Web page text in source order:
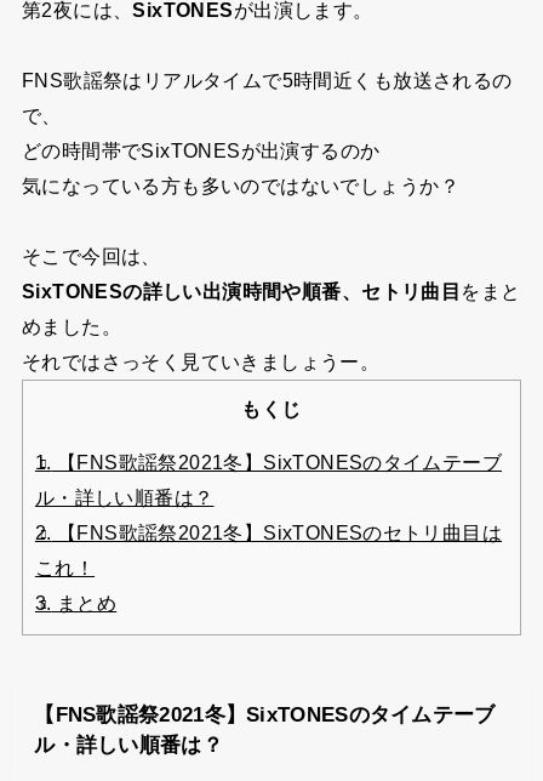
第2夜には 、SixTONESが出演します。
FNS歌謡祭はリアルタイムで5時間近くも放送されるの
で、
どの時間帯でSixTONESが出演するのか
気になっている方も多いのではないでしょうか？
そこで今回は、
SixTONESの詳しい出演時間や順番、セトリ曲目 をまと
めました。
それではさっそく見ていきましょうー。
もくじ
1.
【FNS歌謡祭2021冬】SixTONESのタイムテーブ
ル・詳しい順番は？
2.
【FNS歌謡祭2021冬】SixTONESのセトリ曲目は
これ！
3. まとめ
【FNS歌謡祭2021冬】SixTONESのタイムテーブ
ル・詳しい順番は？